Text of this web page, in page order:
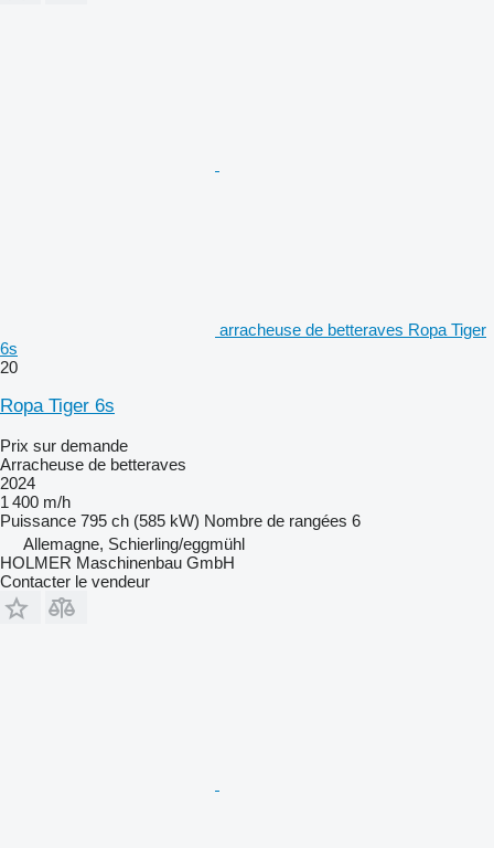
arracheuse de betteraves Ropa Tiger
6s
20
Ropa Tiger 6s
Prix sur demande
Arracheuse de betteraves
2024
1 400 m/h
Puissance 795 ch (585 kW) Nombre de rangées 6
Allemagne, Schierling/eggmühl
HOLMER Maschinenbau GmbH
Contacter le vendeur